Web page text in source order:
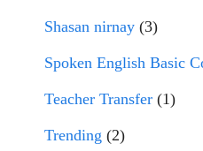
Shasan nirnay (3)
Spoken English Basic
Teacher Transfer (1)
Trending (2)